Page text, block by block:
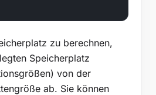
zu berechnen,
Speicherplatz
von der
ab. Sie können